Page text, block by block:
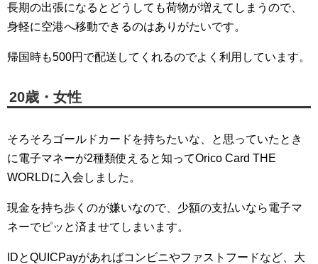
長期の出張になるとどうしても荷物が増えてしまうので、
身軽に空港へ移動できるのはありがたいです。
帰国時も500円で配送してくれるのでよく利用しています。
20歳・女性
そろそろゴールドカードを持ちたいな、と思っていたとき
に電子マネーが2種類使えると知ってOrico Card THE
WORLDに入会しました。
現金を持ち歩くのが嫌いなので、少額の支払いなら電子マ
ネーでピッと済ませてしまいます。
IDとQUICPayがあればコンビニやファストフードなど、大